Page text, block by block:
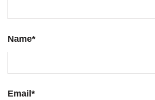
Name*
Email *